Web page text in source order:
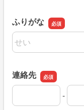
ふりがな
名前の姓
連絡先
連絡先の市外局番
-
連絡先の市内局番
連絡先の加入者番号